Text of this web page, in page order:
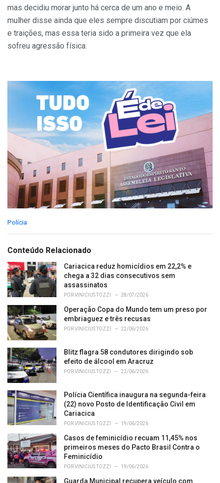
mas decidiu morar junto há cerca de um ano e meio. A
mulher disse ainda que eles sempre discutiam por ciúmes
e traições, mas essa teria sido a primeira vez que ela
sofreu agressão física.
C
e
o
r
i
e
:
Polícia
Conteúdo Relacionado
Cariacica reduz homicídios em 22,2% e
chega a 32 dias consecutivos sem
assassinatos
PORVINICIUS TOZZI 28/07/2026
Operação Copa do Mundo tem um preso por
embriaguez e três recusas
PORVINICIUS TOZZI 22/06/2026
Blitz flagra 58 condutores dirigindo sob
efeito de álcool em Aracruz
PORVINICIUS TOZZI 22/06/2026
Polícia Científica inaugura na segunda-feira
(22) novo Posto de Identificação Civil em
Cariacica
PORVINICIUS TOZZI 19/06/2026
Casos de feminicídio recuam 11,45% nos
primeiros meses do Pacto Brasil Contra o
Feminicídio
PORVINICIUS TOZZI 19/06/2026
Guarda Municipal recupera veículo com